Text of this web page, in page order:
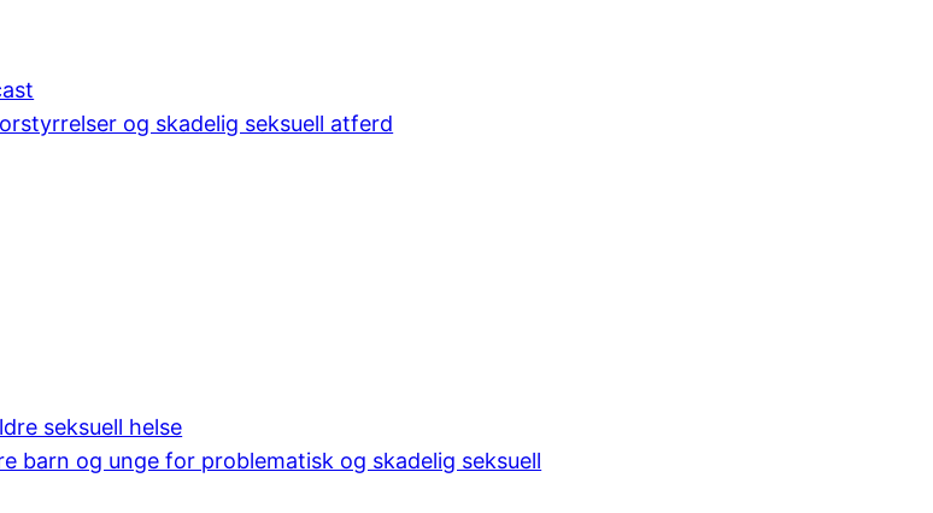
og skadelig seksuell atferd
seksuell helse
barn og unge for problematisk og skadelig seksuell